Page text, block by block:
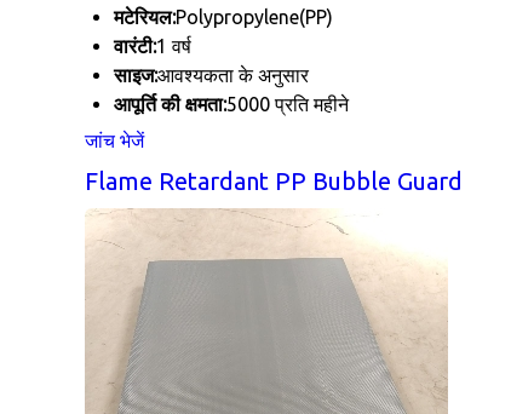
मटेरियल:Polypropylene(PP)
वारंटी:1 वर्ष
साइज:आवश्यकता के अनुसार
आपूर्ति की क्षमता:5000 प्रति महीने
जांच भेजें
Flame Retardant PP Bubble Guard